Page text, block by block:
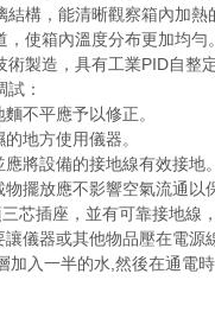
，能清晰觀察箱內加熱
使箱內溫度分布更加均勻
造，具有工業PID自整
：
不平應予以修正。
地方使用儀器。
將設備的接地線有效接地
放應不影響空氣流通以
插座，並有可靠接地線
器或其他物品壓在電源
入一半的水,然後在通電